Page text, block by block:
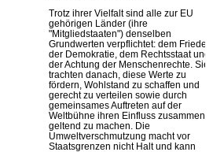
Trotz ihrer Vielfalt sind alle zur EU
gehörigen Länder (ihre
"Mitgliedstaaten") denselben
Grundwerten verpflichtet: dem
der Demokratie, dem Rechtsstaat und
der Achtung der Menschenrechte. Sie
trachten danach, diese Werte zu
fördern, Wohlstand zu schaffen und
gerecht zu verteilen sowie durch
gemeinsames Auftreten auf der
Weltbühne ihren Einfluss zusammen
geltend zu machen. Die
Umweltverschmutzung macht vor
Staatsgrenzen nicht Halt und kann